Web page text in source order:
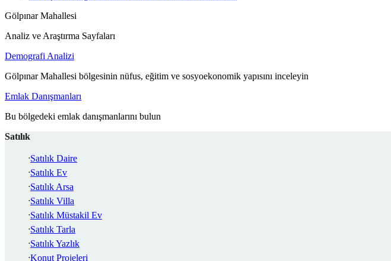
Gölpınar Mahallesi
Analiz ve Araştırma Sayfaları
Demografi Analizi
Gölpınar Mahallesi bölgesinin nüfus, eğitim ve sosyoekonomik yapısını inceleyin
Emlak Danışmanları
Bu bölgedeki emlak danışmanlarını bulun
Satılık
Satılık Daire
Satılık Ev
Satılık Arsa
Satılık Villa
Satılık Müstakil Ev
Satılık Tarla
Satılık Yazlık
Konut Projeleri